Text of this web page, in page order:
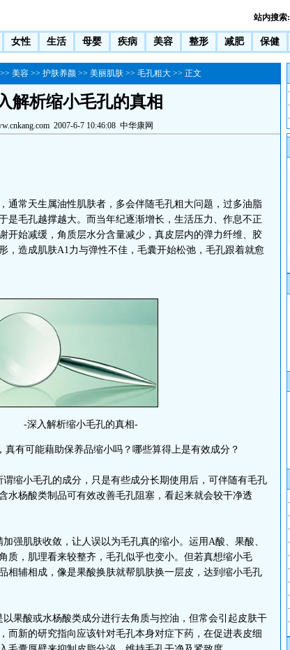
站内搜索:
女性 生活 母婴 疾病 美容 整形 减肥 保健
>> 美容 >> 护肤养颜 >> 美丽肌肤 >> 毛孔粗大 >> 正文
解析缩小毛孔的真相
2007-6-7 10:46:08 中华康网
常天生属油性肌肤者，多会伴随毛孔粗大问题，过多油脂
是毛孔越撑越大。而当年纪逐渐增长，生活压力、作息不正
开始减缓，角质层水分含量减少，真皮层内的弹力纤维、胶
，造成肌肤A1力与弹性不佳，毛囊开始松弛，毛孔跟着就愈
-深入解析缩小毛孔的真相-
有可能藉助保养品缩小吗？哪些算得上是有效成分？
小毛孔的成分，只是有些成分长期使用后，可伴随有毛孔
水杨酸类制品可有效改善毛孔阻塞，看起来就会较干净透
肌肤收敛，让人误以为毛孔真的缩小。运用A酸、果酸、
质，肌理看来较整齐，毛孔似乎也变小。但若真想缩小毛
相辅相成，像是果酸换肤就帮肌肤换一层皮，达到缩小毛孔
酸或水杨酸类成分进行去角质与控油，但常会引起皮肤干
而新的研究指向应该针对毛孔本身对症下药，在促进表皮细
·
·
·
·
·
·
·
·
·
·
·
·
·